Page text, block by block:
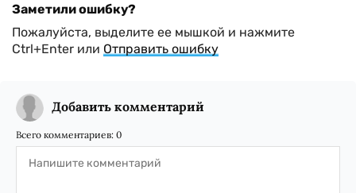
Заметили ошибку?
Пожалуйста, выделите ее мышкой и нажмите
Ctrl+Enter или Отправить ошибку
Добавить комментарий
Всего комментариев: 0